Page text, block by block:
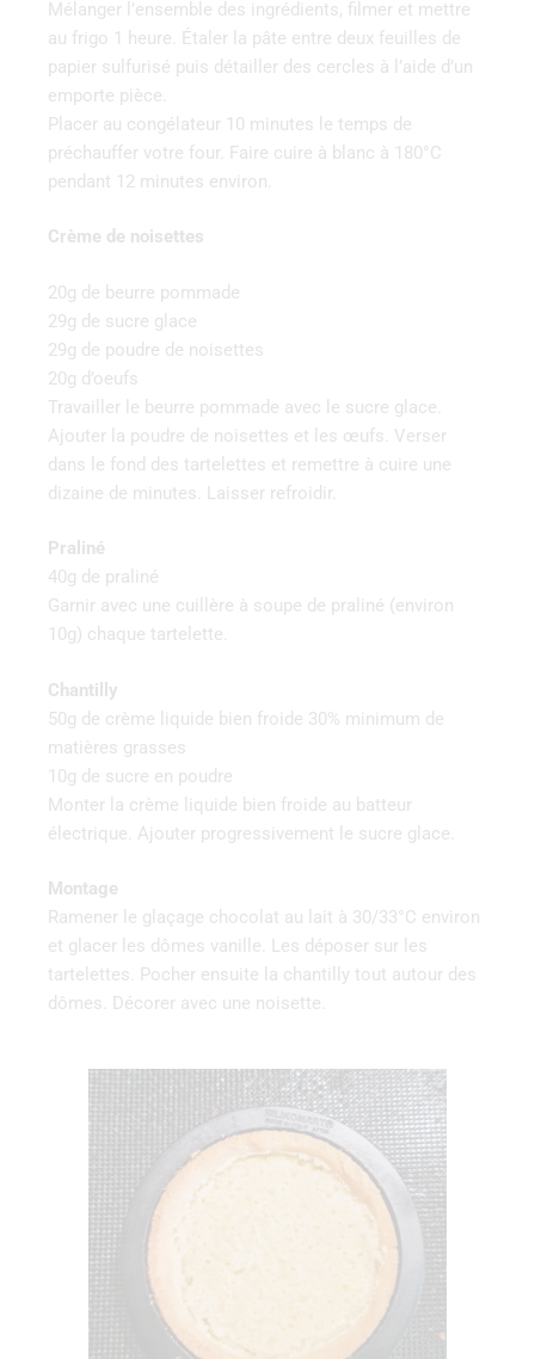
Mélanger l’ensemble des ingrédients, filmer et mettre
au frigo 1 heure. Étaler la pâte entre deux feuilles de
papier sulfurisé puis détailler des cercles à l’aide d’un
emporte pièce.
Placer au congélateur 10 minutes le temps de
préchauffer votre four. Faire cuire à blanc à 180°C
pendant 12 minutes environ.
Crème de noisettes
20g de beurre pommade
29g de sucre glace
29g de poudre de noisettes
20g d’oeufs
Travailler le beurre pommade avec le sucre glace.
Ajouter la poudre de noisettes et les œufs. Verser
dans le fond des tartelettes et remettre à cuire une
dizaine de minutes. Laisser refroidir.
Praliné
40g de praliné
Garnir avec une cuillère à soupe de praliné (environ
10g) chaque tartelette.
Chantilly
50g de crème liquide bien froide 30% minimum de
matières grasses
10g de sucre en poudre
Monter la crème liquide bien froide au batteur
électrique. Ajouter progressivement le sucre glace.
Montage
Ramener le glaçage chocolat au lait à 30/33°C environ
et glacer les dômes vanille. Les déposer sur les
tartelettes. Pocher ensuite la chantilly tout autour des
dômes. Décorer avec une noisette.